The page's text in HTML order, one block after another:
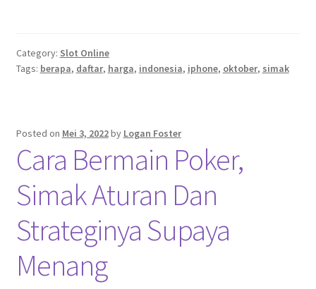
Category: Slot Online
Tags: berapa, daftar, harga, indonesia, iphone, oktober, simak
Posted on Mei 3, 2022by Logan Foster
Cara Bermain Poker,
Simak Aturan Dan
Strateginya Supaya
Menang